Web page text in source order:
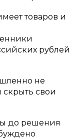
товаров и
рублей
не
скрыть свои
до решения